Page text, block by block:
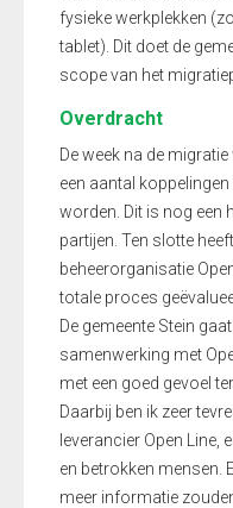
fysieke werkplekken
tablet). Dit doet de
scope van het
Overdracht
De week na de
een aantal
worden. Dit is nog een
partijen. Ten slotte
beheerorganisatie
totale proces
De gemeente Stein
samenwerking met
met een goed gevoel
Daarbij ben ik zeer
leverancier Open Line,
en betrokken mensen.
meer informatie